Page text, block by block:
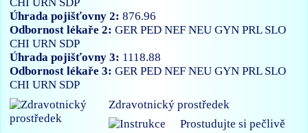
Úhrada pojišťovny 2:876.96
Odbornost lékaře 2:GERPEDNEFNEUGYNPRL SLO
CHIURN SDP
Úhrada pojišťovny 3: 1118.88
Odbornost lékaře 3:GERPEDNEFNEUGYNPRL SLO
CHIURN SDP
Zdravotnický prostředek
Prostudujte si pečlivě